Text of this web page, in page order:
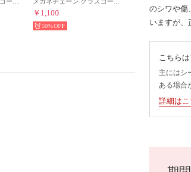
￥1,100
50%
のシワや傷
いますが、
こちら
主にはシ
ある場合
詳細はこ